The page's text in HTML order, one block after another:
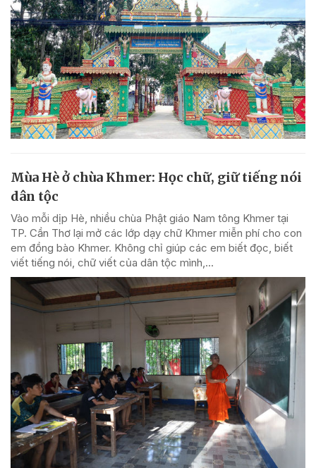
Mùa Hè ở chùa Khmer: Học chữ, giữ tiếng nói
dân tộc
Vào mỗi dịp Hè, nhiều chùa Phật giáo Nam tông Khmer tại
TP. Cần Thơ lại mở các lớp dạy chữ Khmer miễn phí cho con
em đồng bào Khmer. Không chỉ giúp các em biết đọc, biết
viết tiếng nói, chữ viết của dân tộc mình,...